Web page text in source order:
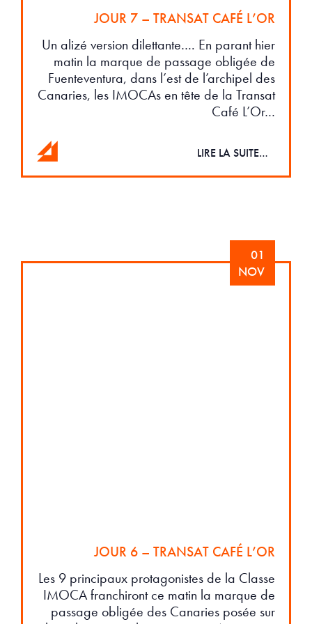
JOUR 7 – TRANSAT CAFÉ L’OR
Un alizé version dilettante…. En parant hier
matin la marque de passage obligée de
Fuenteventura, dans l’est de l’archipel des
Canaries, les IMOCAs en tête de la Transat
Café L’Or…
LIRE LA SUITE…
01
NOV
JOUR 6 – TRANSAT CAFÉ L’OR
Les 9 principaux protagonistes de la Classe
IMOCA franchiront ce matin la marque de
passage obligée des Canaries posée sur